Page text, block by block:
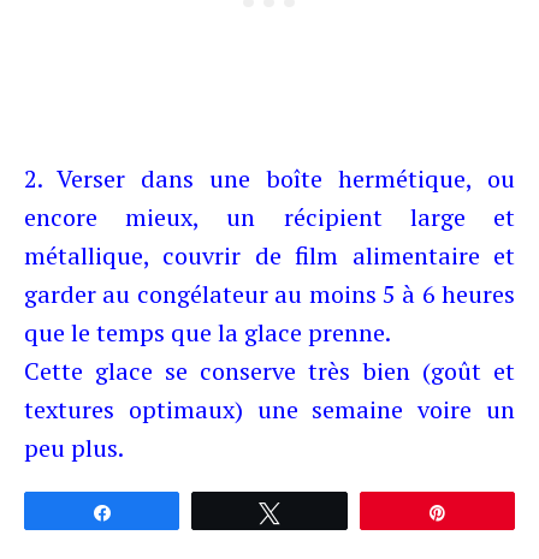
2. Verser dans une boîte hermétique, ou
encore mieux, un récipient large et
métallique, couvrir de film alimentaire et
garder au congélateur au moins 5 à 6 heures
que le temps que la glace prenne.
Cette glace se conserve très bien (goût et
textures optimaux) une semaine voire un
peu plus.